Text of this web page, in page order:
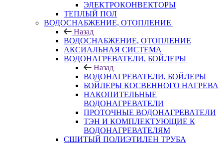
ЭЛЕКТРОКОНВЕКТОРЫ
ТЕПЛЫЙ ПОЛ
ВОДОСНАБЖЕНИЕ, ОТОПЛЕНИЕ
Назад
ВОДОСНАБЖЕНИЕ, ОТОПЛЕНИЕ
АКСИАЛЬНАЯ СИСТЕМА
ВОДОНАГРЕВАТЕЛИ, БОЙЛЕРЫ
Назад
ВОДОНАГРЕВАТЕЛИ, БОЙЛЕРЫ
БОЙЛЕРЫ КОСВЕННОГО НАГРЕВА
НАКОПИТЕЛЬНЫЕ
ВОДОНАГРЕВАТЕЛИ
ПРОТОЧНЫЕ ВОДОНАГРЕВАТЕЛИ
ТЭН И КОМПЛЕКТУЮЩИЕ К
ВОДОНАГРЕВАТЕЛЯМ
СШИТЫЙ ПОЛИЭТИЛЕН ТРУБА